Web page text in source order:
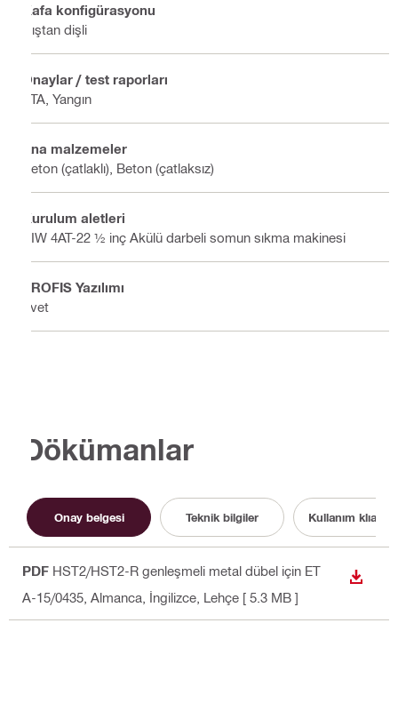
Kafa konfigürasyonu
Dıştan dişli
Onaylar / test raporları
ETA, Yangın
Ana malzemeler
Beton (çatlaklı), Beton (çatlaksız)
Kurulum aletleri
SIW 4AT-22 ½ inç Akülü darbeli somun sıkma makinesi
PROFIS Yazılımı
Evet
Dökümanlar
Onay belgesi Teknik bilgiler Kullanım
PDF HST2/HST2-R genleşmeli metal dübel için ET
A-15/0435 , Almanca, İngilizce, Lehçe [ 5.3 MB ]
İNDIR